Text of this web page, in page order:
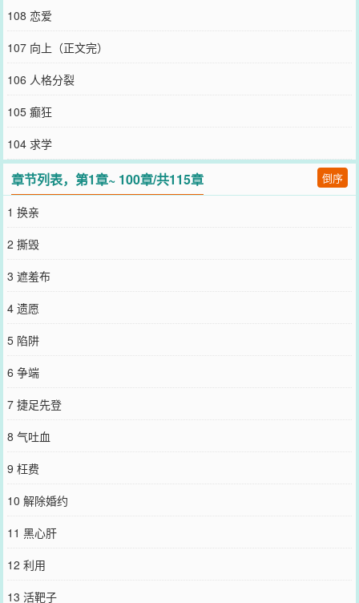
108 恋爱
107 向上（正文完）
106 人格分裂
105 癫狂
104 求学
章节列表，第1章~ 100章/共115章 倒序
1 换亲
2 撕毁
3 遮羞布
4 遗愿
5 陷阱
6 争端
7 捷足先登
8 气吐血
9 枉费
10 解除婚约
11 黑心肝
12 利用
13 活靶子